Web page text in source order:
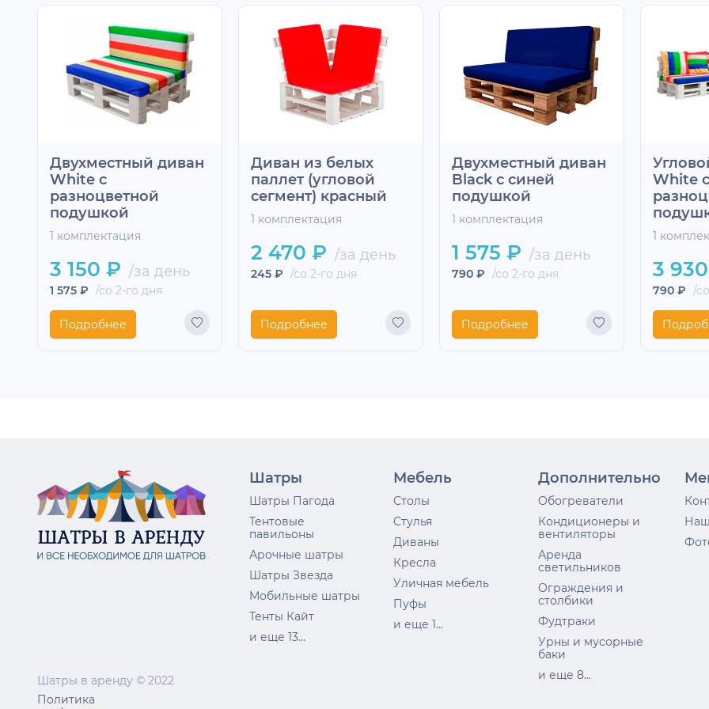
Двухместный диван
White с
разноцветной
подушкой
1 комплектация
3 150 ₽ /за день
1 575 ₽ /со 2-го дня
Подробнее
Диван из белых
паллет (угловой
сегмент) красный
1 комплектация
2 470 ₽ /за день
245 ₽ /со 2-го дня
Подробнее
Двухместный диван
Black с синей
подушкой
1 комплектация
1 575 ₽ /за день
790 ₽ /со 2-го дня
Подробнее
White с
1
3
790 ₽ /
Шатры в аренду © 2022
Политика
Шатры
Шатры Пагода
Тентовые
павильоны
Арочные шатры
Шатры Звезда
Мобильные шатры
Тенты Кайт
и еще 13...
Мебель
Столы
Стулья
Диваны
Кресла
Уличная мебель
Пуфы
и еще 1...
Дополнительно
Обогреватели
Кондиционеры и
вентиляторы
Аренда
светильников
Ограждения и
столбики
Фудтраки
Урны и мусорные
баки
и еще 8...